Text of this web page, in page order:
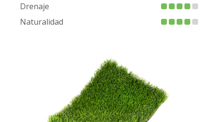
Drenaje
Naturalidad
FIRE PROOF CHILD SAFE BACTERIA FREE